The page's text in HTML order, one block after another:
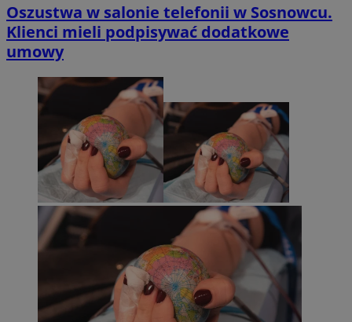
Oszustwa w salonie telefonii w Sosnowcu.
Klienci mieli podpisywać dodatkowe
umowy